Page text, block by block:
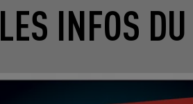
LES INFOS